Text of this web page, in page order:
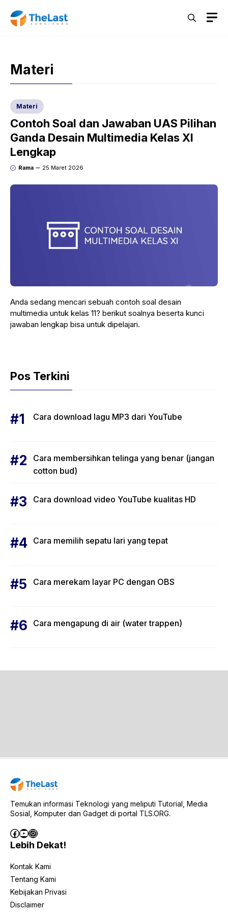
Materi
Materi
Contoh Soal dan Jawaban UAS Pilihan
Ganda Desain Multimedia Kelas XI
Lengkap
Rama 25 Maret 2026
Anda sedang mencari sebuah contoh soal desain
multimedia untuk kelas 11? berikut soalnya beserta kunci
jawaban lengkap bisa untuk dipelajari.
Pos Terkini
Cara download lagu MP3 dari YouTube
Cara membersihkan telinga yang benar (jangan
cotton bud)
Cara download video YouTube kualitas HD
Cara memilih sepatu lari yang tepat
Cara merekam layar PC dengan OBS
Cara mengapung di air (water trappen)
Temukan informasi Teknologi yang meliputi Tutorial, Media
Sosial, Komputer dan Gadget di portal TLS.ORG.
Facebook
YouTube
Instagram
Lebih Dekat!
Kontak Kami
Tentang Kami
Kebijakan Privasi
Disclaimer